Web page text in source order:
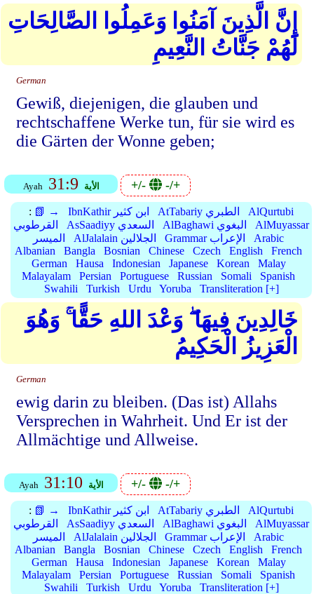
إِنَّ الَّذِينَ آمَنُوا وَعَمِلُوا الصَّالِحَاتِ
لَهُمْ جَنَّاتُ النَّعِيمِ
German
Gewiß, diejenigen, die glauben und
rechtschaffene Werke tun, für sie wird es
die Gärten der Wonne geben;
Ayah 31:9 الأية +/- -/+
: 📗 → IbnKathir ابن كثير AtTabariy الطبري
AlQurtubi
القرطوبي
AsSaadiyy السعدي AlBaghawi البغوي
AlMuyassar
الميسر
AlJalalain الجلالين Grammar الإعراب
Arabic
Albanian
Bangla Bosnian Chinese Czech English
French
German
Hausa Indonesian Japanese Korean
Malay
Malayalam
Persian Portuguese Russian Somali
Spanish
Swahili
Turkish Urdu Yoruba Transliteration [+]
خَالِدِينَ فِيهَا ۖ وَعْدَ اللهِ حَقًّا ۚ وَهُوَ
الْعَزِيزُ الْحَكِيمُ
German
ewig darin zu bleiben. (Das ist) Allahs
Versprechen in Wahrheit. Und Er ist der
Allmächtige und Allweise.
Ayah 31:10 الأية +/- -/+
: 📗 → IbnKathir ابن كثير AtTabariy الطبري
AlQurtubi
القرطوبي
AsSaadiyy السعدي AlBaghawi البغوي
AlMuyassar
الميسر
AlJalalain الجلالين Grammar الإعراب
Arabic
Albanian
Bangla Bosnian Chinese Czech English
French
German
Hausa Indonesian Japanese Korean
Malay
Malayalam
Persian Portuguese Russian Somali
Spanish
Swahili
Turkish Urdu Yoruba Transliteration [+]